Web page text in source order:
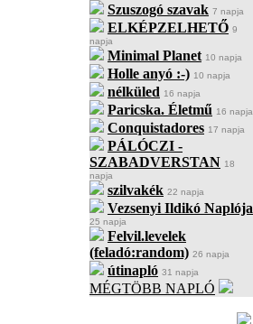
Szuszogó szavak 7 napja
ELKÉPZELHETŐ 9
napja
Minimal Planet 10 napja
Holle anyó :-) 10 napja
nélküled 16 napja
Paricska. Életmű 16 napja
Conquistadores 17 napja
PÁLÓCZI -
SZABADVERSTAN 18
napja
szilvakék 22 napja
Vezsenyi Ildikó Naplója
25 napja
Felvil.levelek
(feladó:random) 26 napja
útinapló 31 napja
MÉGTÖBB NAPLÓ